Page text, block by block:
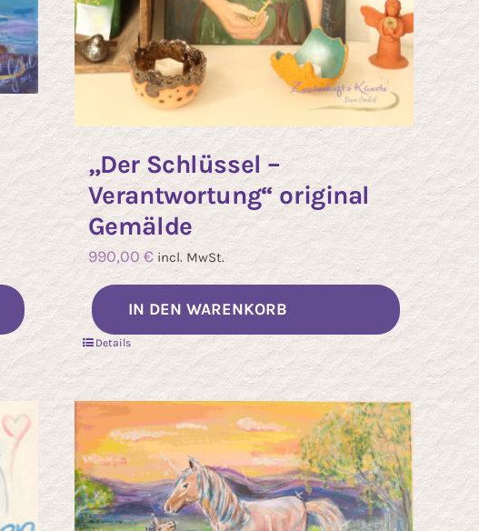
„Der Schlüssel –
Verantwortung“ original
Gemälde
990,00 € incl. MwSt.
IN DEN WARENKORB
Details